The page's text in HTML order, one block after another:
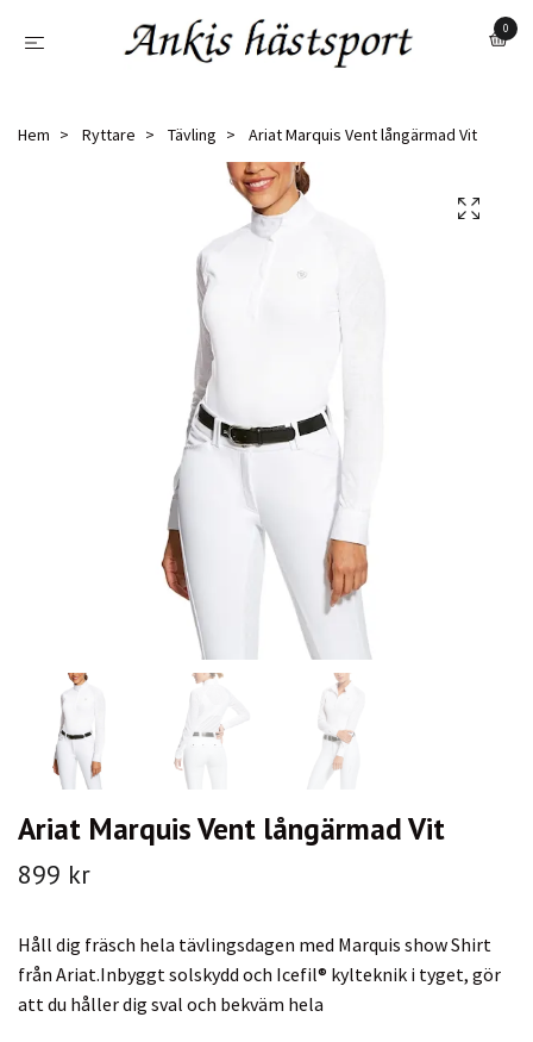
0
Hem Ryttare Tävling Ariat Marquis Vent långärmad Vit
Ariat Marquis Vent långärmad Vit
899 kr
Håll dig fräsch hela tävlingsdagen med Marquis show Shirt
från Ariat.Inbyggt solskydd och Icefil® kylteknik i tyget, gör
att du håller dig sval och bekväm hela